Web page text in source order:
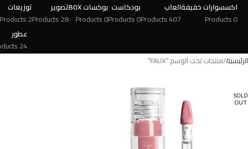
اكسسوارات خفيفة
0 Products
العاب
407 Products
بودكاست
0 Products
بوكسات BOX
0 Products
تصوير
28 Products
توزيعات
2 Products
عطور
24 Products
الرئيسية منتجات تحت الوسم “FAUX”
SOLD
OUT